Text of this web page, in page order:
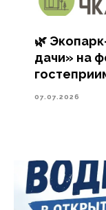
🌿
дачи» на
07.07.2026